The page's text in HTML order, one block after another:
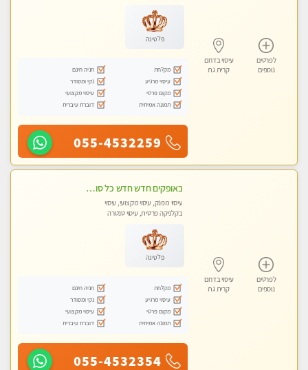
לפרטים
נוספים
עיסוי בדרום
קרית גת
פלטינה
מקלחת
חניה חינם
עיסוי מרגיע
נקי ומסודר
מקום פרטי
עיסוי מקצועי
תמונה אמיתית
דוברת עיברית
055-4532259
לפרטים
נוספים
עיסוי בדרום
קרית גת
באופקים חדש חדש כל סוגי העיסויים מעסה מקצועית ואיכותית פרטי!!!
עיסוי מפנק, עיסוי מקצועי, עיסוי
בקלניקה פרטית, עיסוי טנטרה
פלטינה
מקלחת
חניה חינם
עיסוי מרגיע
נקי ומסודר
מקום פרטי
עיסוי מקצועי
תמונה אמיתית
דוברת עיברית
055-4532354